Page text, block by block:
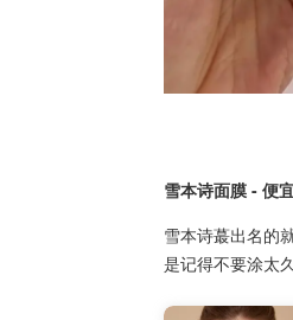
雪本诗面膜 - 便
雪本诗蕞出名的
是记得不要涂太